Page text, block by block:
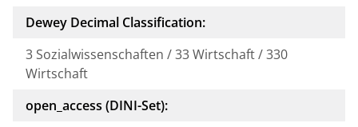
Dewey Decimal Classification:
3 Sozialwissenschaften / 33 Wirtschaft / 330
Wirtschaft
open_access (DINI-Set):